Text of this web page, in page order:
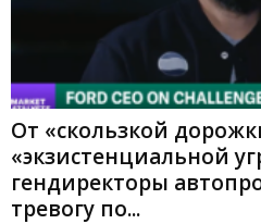
От «скользкой
«экзистенциальной
гендиректоры
тревогу по...